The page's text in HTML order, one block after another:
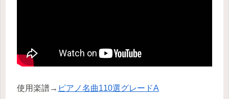
使用楽譜→ ピアノ名曲110選グレードA